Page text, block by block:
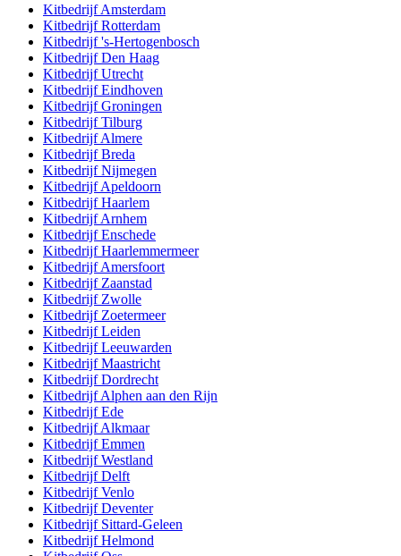
KitbedrijfAmsterdam
KitbedrijfRotterdam
Kitbedrijf's-Hertogenbosch
KitbedrijfDen Haag
KitbedrijfUtrecht
KitbedrijfEindhoven
KitbedrijfGroningen
KitbedrijfTilburg
KitbedrijfAlmere
KitbedrijfBreda
KitbedrijfNijmegen
KitbedrijfApeldoorn
KitbedrijfHaarlem
KitbedrijfArnhem
KitbedrijfEnschede
KitbedrijfHaarlemmermeer
KitbedrijfAmersfoort
Kitbedrijf Zaanstad
Kitbedrijf Zwolle
Kitbedrijf Zoetermeer
KitbedrijfLeiden
KitbedrijfLeeuwarden
KitbedrijfMaastricht
KitbedrijfDordrecht
KitbedrijfAlphen aan den Rijn
KitbedrijfEde
KitbedrijfAlkmaar
KitbedrijfEmmen
KitbedrijfWestland
KitbedrijfDelft
KitbedrijfVenlo
KitbedrijfDeventer
Kitbedrijf Sittard-Geleen
KitbedrijfHelmond